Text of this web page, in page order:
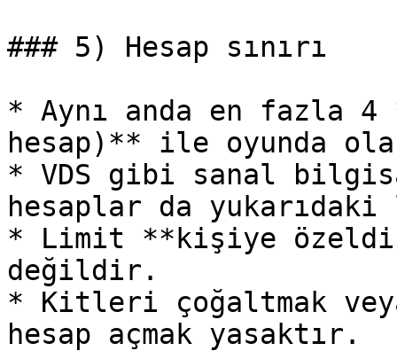
### 5) Hesap sınırı
* Aynı anda en fazla 4
hesap)** ile oyunda
* VDS gibi sanal
hesaplar da
* Limit **kişiye
değildir.
* Kitleri çoğaltmak
hesap açmak yasaktır.